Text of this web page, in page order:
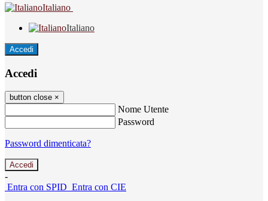
Italiano
Italiano
Accedi
Accedi
button close ×
Nome Utente
Password
Password dimenticata?
-
Entra con SPID Entra con CIE